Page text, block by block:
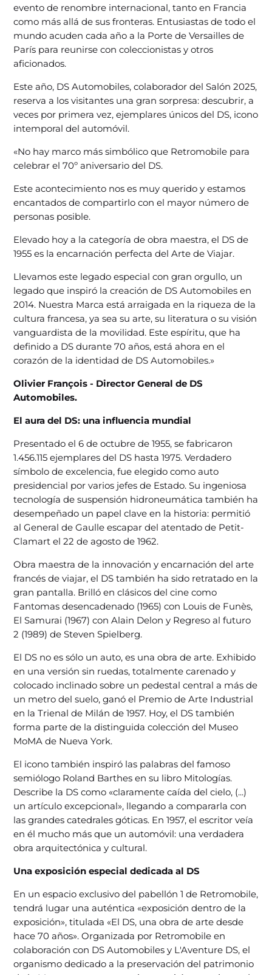
evento de renombre internacional, tanto en Francia
como más allá de sus fronteras. Entusiastas de todo el
mundo acuden cada año a la Porte de Versailles de
París para reunirse con coleccionistas y otros
aficionados.
Este año, DS Automobiles, colaborador del Salón 2025,
reserva a los visitantes una gran sorpresa: descubrir, a
veces por primera vez, ejemplares únicos del DS, icono
intemporal del automóvil.
«No hay marco más simbólico que Retromobile para
celebrar el 70º aniversario del DS.
Este acontecimiento nos es muy querido y estamos
encantados de compartirlo con el mayor número de
personas posible.
Elevado hoy a la categoría de obra maestra, el DS de
1955 es la encarnación perfecta del Arte de Viajar.
Llevamos este legado especial con gran orgullo, un
legado que inspiró la creación de DS Automobiles en
2014. Nuestra Marca está arraigada en la riqueza de la
cultura francesa, ya sea su arte, su literatura o su visión
vanguardista de la movilidad. Este espíritu, que ha
definido a DS durante 70 años, está ahora en el
corazón de la identidad de DS Automobiles.»
Olivier François - Director General de DS
Automobiles.
El aura del DS: una influencia mundial
Presentado el 6 de octubre de 1955, se fabricaron
1.456.115 ejemplares del DS hasta 1975. Verdadero
símbolo de excelencia, fue elegido como auto
presidencial por varios jefes de Estado. Su ingeniosa
tecnología de suspensión hidroneumática también ha
desempeñado un papel clave en la historia: permitió
al General de Gaulle escapar del atentado de Petit-
Clamart el 22 de agosto de 1962.
Obra maestra de la innovación y encarnación del arte
francés de viajar, el DS también ha sido retratado en la
gran pantalla. Brilló en clásicos del cine como
Fantomas desencadenado (1965) con Louis de Funès,
El Samurai (1967) con Alain Delon y Regreso al futuro
2 (1989) de Steven Spielberg.
El DS no es sólo un auto, es una obra de arte. Exhibido
en una versión sin ruedas, totalmente carenado y
colocado inclinado sobre un pedestal central a más de
un metro del suelo, ganó el Premio de Arte Industrial
en la Trienal de Milán de 1957. Hoy, el DS también
forma parte de la distinguida colección del Museo
MoMA de Nueva York.
El icono también inspiró las palabras del famoso
semiólogo Roland Barthes en su libro Mitologías.
Describe la DS como «claramente caída del cielo, (...)
un artículo excepcional», llegando a compararla con
las grandes catedrales góticas. En 1957, el escritor veía
en él mucho más que un automóvil: una verdadera
obra arquitectónica y cultural.
Una exposición especial dedicada al DS
En un espacio exclusivo del pabellón 1 de Retromobile,
tendrá lugar una auténtica «exposición dentro de la
exposición», titulada «El DS, una obra de arte desde
hace 70 años». Organizada por Retromobile en
colaboración con DS Automobiles y L'Aventure DS, el
organismo dedicado a la preservación del patrimonio